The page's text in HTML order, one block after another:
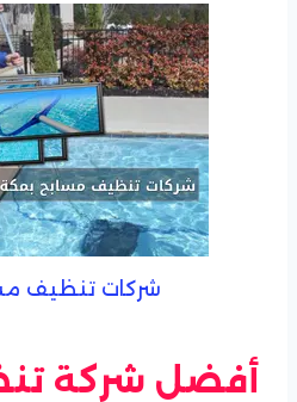
شركات تنظيف
أفضل شركة